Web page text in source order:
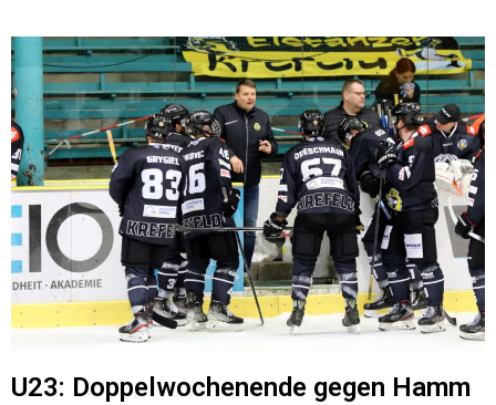
U23: Doppelwochenende gegen Hamm